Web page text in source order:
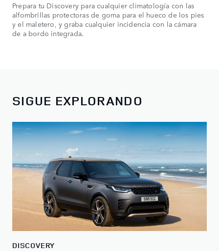
Prepara tu Discovery para cualquier climatología con las
alfombrillas protectoras de goma para el hueco de los pies
y el maletero, y graba cualquier incidencia con la cámara
de a bordo integrada.
SIGUE EXPLORANDO
DISCOVERY